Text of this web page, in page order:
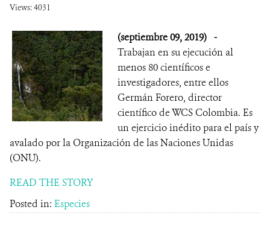
Views: 4031
(septiembre 09, 2019) -
Trabajan en su ejecución al
menos 80 científicos e
investigadores, entre ellos
Germán Forero, director
científico de WCS Colombia. Es
un ejercicio inédito para el país y
avalado por la Organización de las Naciones Unidas
(ONU).
READ THE STORY
Posted in: Especies